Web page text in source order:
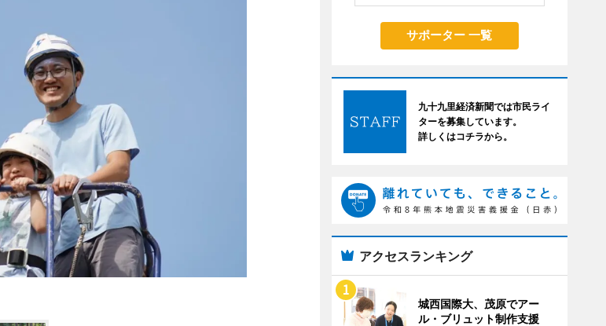
サポーター 一覧
九十九里経済新聞では市民ライ
ターを募集しています。
詳しくはコチラから。
アクセスランキング
城西国際大、茂原でアー
ル・ブリュット制作支援